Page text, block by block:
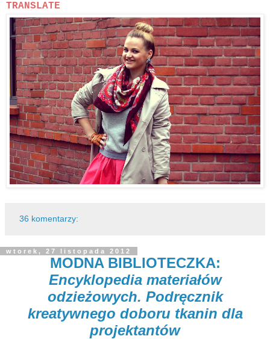
TRANSLATE
36 komentarzy:
wtorek, 27 listopada 2012
MODNA BIBLIOTECZKA:
Encyklopedia materiałów
odzieżowych. Podręcznik
kreatywnego doboru tkanin dla
projektantów